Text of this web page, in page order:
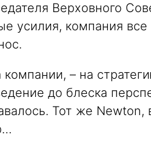
Верховного
усилия, компания
– на
до блеска
Тот же